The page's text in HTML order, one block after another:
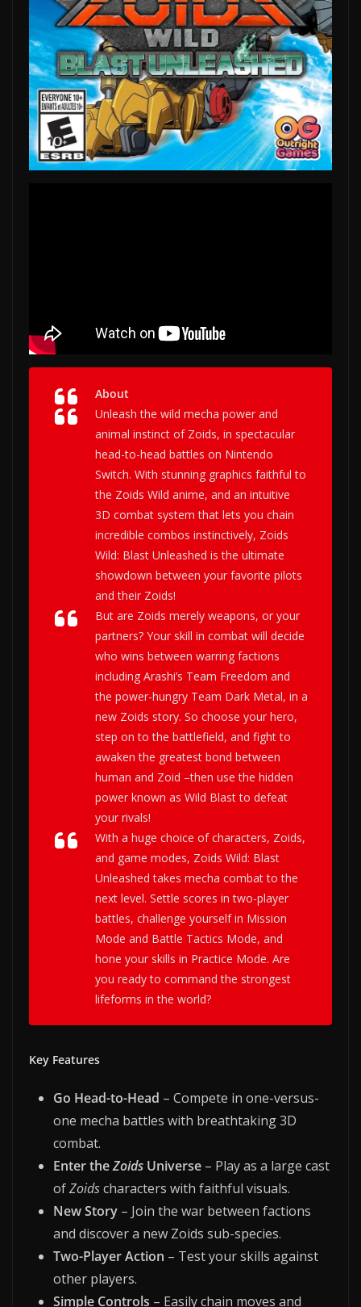
About
Unleash the wild mecha power and
animal instinct of Zoids, in spectacular
head-to-head battles on Nintendo
Switch. With stunning graphics faithful to
the Zoids Wild anime, and an intuitive
3D combat system that lets you chain
incredible combos instinctively, Zoids
Wild: Blast Unleashed is the ultimate
showdown between your favorite pilots
and their Zoids!
But are Zoids merely weapons, or your
partners? Your skill in combat will decide
who wins between warring factions
including Arashi’s Team Freedom and
the power-hungry Team Dark Metal, in a
new Zoids story. So choose your hero,
step on to the battlefield, and fight to
awaken the greatest bond between
human and Zoid –then use the hidden
power known as Wild Blast to defeat
your rivals!
With a huge choice of characters, Zoids,
and game modes, Zoids Wild: Blast
Unleashed takes mecha combat to the
next level. Settle scores in two-player
battles, challenge yourself in Mission
Mode and Battle Tactics Mode, and
hone your skills in Practice Mode. Are
you ready to command the strongest
lifeforms in the world?
Key Features
Go Head-to-Head – Compete in one-versus-
one mecha battles with breathtaking 3D
combat.
Enter theZoids Universe – Play as a large cast
ofZoidscharacters with faithful visuals.
New Story – Join the war between factions
and discover a new Zoids sub-species.
Two-Player Action – Test your skills against
other players.
Simple Controls – Easily chain moves and